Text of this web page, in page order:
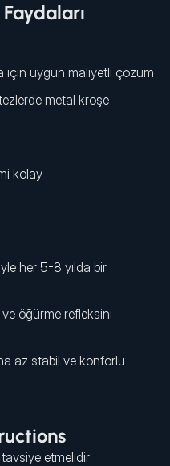
için uygun maliyetli çözüm
metal kroşe
kolay
her 5-8 yılda bir
öğürme refleksini
az stabil ve konforlu
etmelidir: